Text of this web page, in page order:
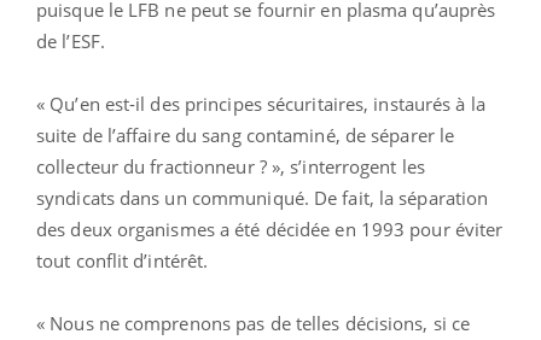
puisque le LFB ne peut se fournir en plasma qu’auprès
de l’ESF.
« Qu’en est-il des principes sécuritaires, instaurés à la
suite de l’affaire du sang contaminé, de séparer le
collecteur du fractionneur ? », s’interrogent les
syndicats dans un communiqué. De fait, la séparation
des deux organismes a été décidée en 1993 pour éviter
tout conflit d’intérêt.
« Nous ne comprenons pas de telles décisions, si ce